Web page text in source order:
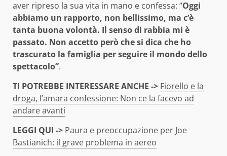
aver ripreso la sua vita in mano e confessa: “Oggi
abbiamo un rapporto, non bellissimo, ma c’è
tanta buona volontà. Il senso di rabbia mi è
passato. Non accetto però che si dica che ho
trascurato la famiglia per seguire il mondo dello
spettacolo”.
TI POTREBBE INTERESSARE ANCHE -> Fiorello e la
droga, l’amara confessione: Non ce la facevo ad
andare avanti
LEGGI QUI -> Paura e preoccupazione per Joe
Bastianich: il grave problema in aereo